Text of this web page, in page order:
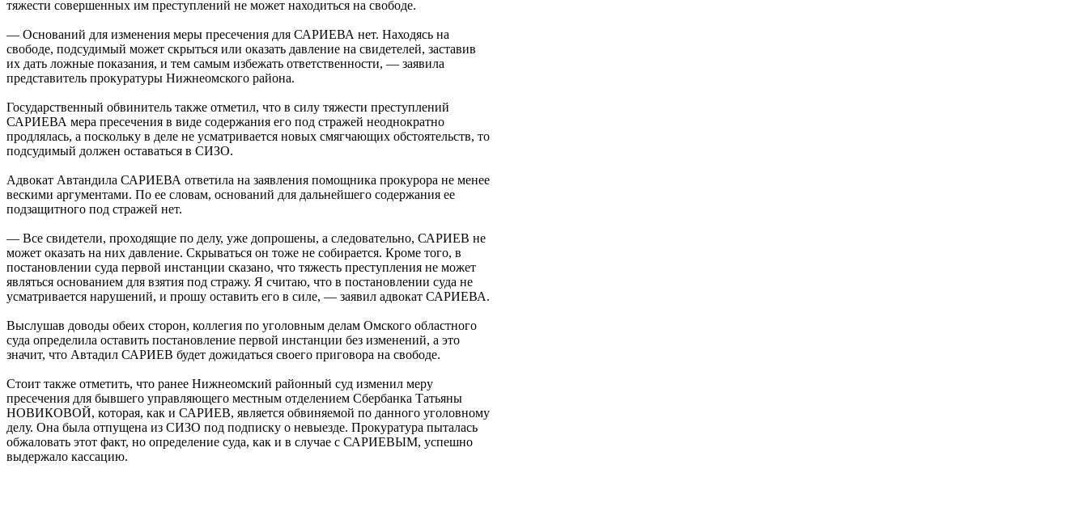
тяжести совершенных им преступлений не может находиться на свободе.
— Оснований для изменения меры пресечения для САРИЕВА нет. Находясь на
свободе, подсудимый может скрыться или оказать давление на свидетелей, заставив
их дать ложные показания, и тем самым избежать ответственности, — заявила
представитель прокуратуры Нижнеомского района.
Государственный обвинитель также отметил, что в силу тяжести преступлений
САРИЕВА мера пресечения в виде содержания его под стражей неоднократно
продлялась, а поскольку в деле не усматривается новых смягчающих обстоятельств, то
подсудимый должен оставаться в СИЗО.
Адвокат Автандила САРИЕВА ответила на заявления помощника прокурора не менее
вескими аргументами. По ее словам, оснований для дальнейшего содержания ее
подзащитного под стражей нет.
— Все свидетели, проходящие по делу, уже допрошены, а следовательно, САРИЕВ не
может оказать на них давление. Скрываться он тоже не собирается. Кроме того, в
постановлении суда первой инстанции сказано, что тяжесть преступления не может
являться основанием для взятия под стражу. Я считаю, что в постановлении суда не
усматривается нарушений, и прошу оставить его в силе, — заявил адвокат САРИЕВА.
Выслушав доводы обеих сторон, коллегия по уголовным делам Омского областного
суда определила оставить постановление первой инстанции без изменений, а это
значит, что Автадил САРИЕВ будет дожидаться своего приговора на свободе.
Стоит также отметить, что ранее Нижнеомский районный суд изменил меру
пресечения для бывшего управляющего местным отделением Сбербанка Татьяны
НОВИКОВОЙ, которая, как и САРИЕВ, является обвиняемой по данного уголовному
делу. Она была отпущена из СИЗО под подписку о невыезде. Прокуратура пыталась
обжаловать этот факт, но определение суда, как и в случае с САРИЕВЫМ, успешно
выдержало кассацию.